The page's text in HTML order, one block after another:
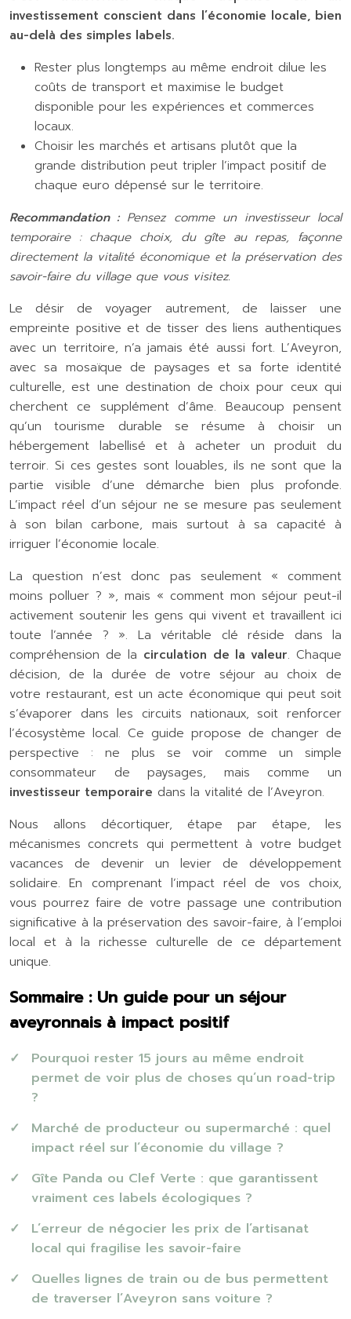
investissement conscient dans l’économie locale, bien
au-delà des simples labels.
Rester plus longtemps au même endroit dilue les
coûts de transport et maximise le budget
disponible pour les expériences et commerces
locaux.
Choisir les marchés et artisans plutôt que la
grande distribution peut tripler l’impact positif de
chaque euro dépensé sur le territoire.
Recommandation :Pensez comme un investisseur local
temporaire : chaque choix, du gîte au repas, façonne
directement la vitalité économique et la préservation des
savoir-faire du village que vous visitez.
Le désir de voyager autrement, de laisser une
empreinte positive et de tisser des liens authentiques
avec un territoire, n’a jamais été aussi fort. L’Aveyron,
avec sa mosaïque de paysages et sa forte identité
culturelle, est une destination de choix pour ceux qui
cherchent ce supplément d’âme. Beaucoup pensent
qu’un tourisme durable se résume à choisir un
hébergement labellisé et à acheter un produit du
terroir. Si ces gestes sont louables, ils ne sont que la
partie visible d’une démarche bien plus profonde.
L’impact réel d’un séjour ne se mesure pas seulement
à son bilan carbone, mais surtout à sa capacité à
irriguer l’économie locale.
La question n’est donc pas seulement « comment
moins polluer ? », mais « comment mon séjour peut-il
activement soutenir les gens qui vivent et travaillent ici
toute l’année ? ». La véritable clé réside dans la
compréhension de la circulation de la valeur. Chaque
décision, de la durée de votre séjour au choix de
votre restaurant, est un acte économique qui peut soit
s’évaporer dans les circuits nationaux, soit renforcer
l’écosystème local. Ce guide propose de changer de
perspective : ne plus se voir comme un simple
consommateur de paysages, mais comme un
investisseur temporaire dans la vitalité de l’Aveyron.
Nous allons décortiquer, étape par étape, les
mécanismes concrets qui permettent à votre budget
vacances de devenir un levier de développement
solidaire. En comprenant l’impact réel de vos choix,
vous pourrez faire de votre passage une contribution
significative à la préservation des savoir-faire, à l’emploi
local et à la richesse culturelle de ce département
unique.
Sommaire : Un guide pour un séjour
aveyronnais à impact positif
Pourquoi rester 15 jours au même endroit
permet de voir plus de choses qu’un road-trip
?
Marché de producteur ou supermarché : quel
impact réel sur l’économie du village ?
Gîte Panda ou Clef Verte : que garantissent
vraiment ces labels écologiques ?
L’erreur de négocier les prix de l’artisanat
local qui fragilise les savoir-faire
Quelles lignes de train ou de bus permettent
de traverser l’Aveyron sans voiture ?